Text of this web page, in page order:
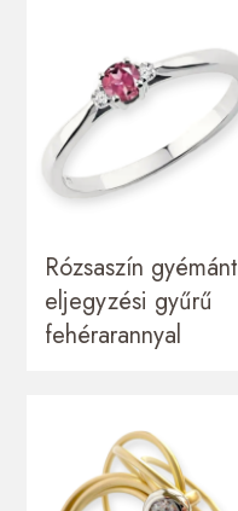
Rózsaszín gyémánt
eljegyzési gyűrű
fehérarannyal